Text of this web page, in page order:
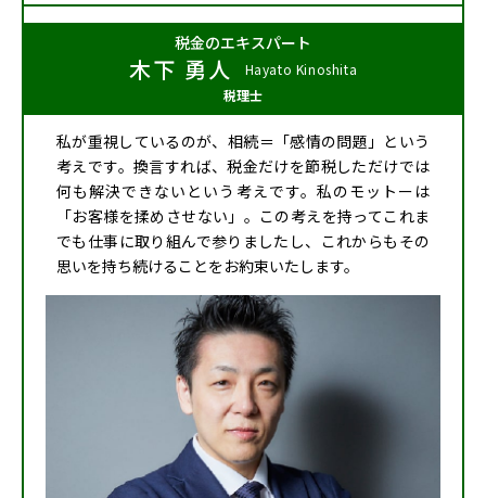
税金のエキスパート
木下 勇人
Hayato Kinoshita
税理士
私が重視しているのが、相続＝「感情の問題」という
考えです。換言すれば、税金だけを節税しただけでは
何も解決できないという考えです。私のモットーは
「お客様を揉めさせない」。この考えを持ってこれま
でも仕事に取り組んで参りましたし、これからもその
思いを持ち続けることをお約束いたします。